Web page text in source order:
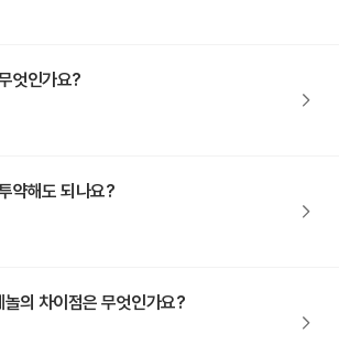
엇인가요?
약해도 되나요?
의 차이점은 무엇인가요?